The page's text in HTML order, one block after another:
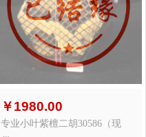
￥1980.00
专业小叶紫檀二胡30586（现